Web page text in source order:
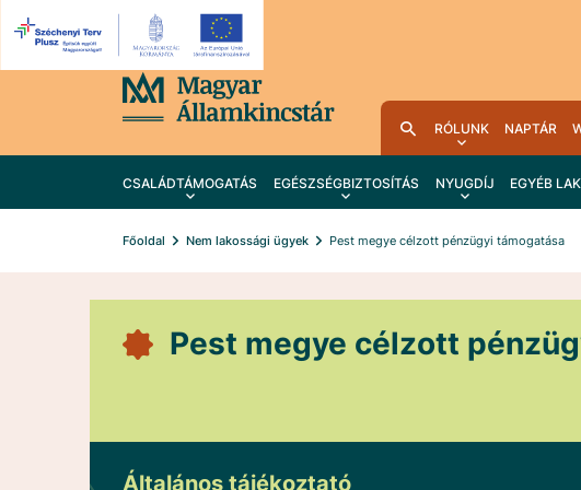
RÓLUNK NAPTÁR
CSALÁDTÁMOGATÁS EGÉSZSÉGBIZTOSÍTÁS NYUGDÍJ EGYÉB
Főoldal Nem lakossági ügyek Pest megye célzott pénzügyi támogatása
Pest megye célzott
Általános tájékoztató